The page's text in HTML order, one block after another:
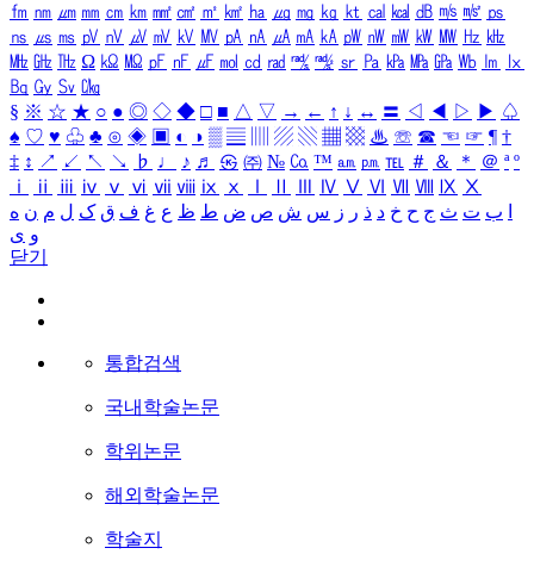
㎙ ㎚ ㎛ ㎜ ㎝ ㎞ ㎟ ㎠ ㎡ ㎢ ㏊ ㎍ ㎎ ㎏ ㏏ ㎈ ㎉ ㏈ ㎧ ㎨ ㎰
㎱ ㎲ ㎳ ㎴ ㎵ ㎶ ㎷ ㎸ ㎹ ㎀ ㎁ ㎂ ㎃ ㎄ ㎺ ㎻ ㎽ ㎾ ㎿ ㎐ ㎑
㎒ ㎓ ㎔ Ω ㏀ ㏁ ㎊ ㎋ ㎌ ㏖ ㏅ ㎭ ㎮ ㎯ ㏛ ㎩ ㎪ ㎫ ㎬ ㏝ ㏐
㏓
㏃ ㏉ ㏜ ㏆
§ ※ ☆ ★ ○ ● ◎ ◇ ◆ □ ■ △ ▽ → ← ↑ ↓ ↔ 〓 ◁ ◀ ▷ ▶ ♤
♠ ♡ ♥ ♧ ♣ ⊙ ◈ ▣ ◐ ◑ ▒ ▤ ▨ ▧ ▦ ▩ ♨ ☏ ☎ ☜ ☞ ¶ †
‡ ↕ ↗ ↙ ↖ ↘ ♭ ♩ ♪ ♬ ㉿ ㈜ № ㏇ ™ ㏂ ㏘ ℡ ＃ ＆ ＊ ＠ ª º
ⅰ
ⅱ ⅲ ⅳ ⅴ ⅵ ⅶ ⅷ ⅸ ⅹ Ⅳ Ⅴ Ⅵ Ⅶ Ⅷ Ⅸ Ⅹ
ب ت ث ج ح خ د ذ ر ز س ش ص ض ط ظ ع غ ف ق ک ل م ن ه
و ی
닫기
통합검색
국내학술논문
학위논문
해외학술논문
학술지